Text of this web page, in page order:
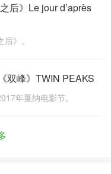
后》Le jour d’après
》。
双峰》TWIN PEAKS
年戛纳电影节。